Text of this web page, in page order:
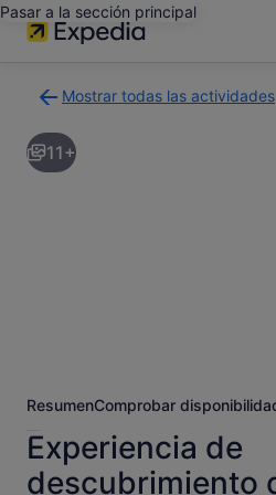
Pasar a la sección principal
Mostrar todas las actividades
a
la
página
11+
ResumenComprobar
Experiencia de
descubrimiento